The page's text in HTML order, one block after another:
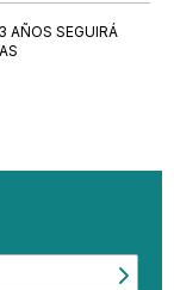
AÑOS SEGUIRÁ